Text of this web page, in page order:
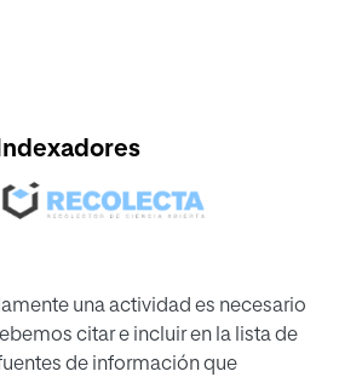
Indexadores
una actividad es necesario
citar e incluir en la lista de
de información que